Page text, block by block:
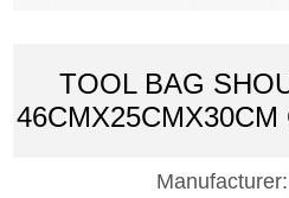
TOOL BAG
46CMX25CMX30CM
Manufacturer: